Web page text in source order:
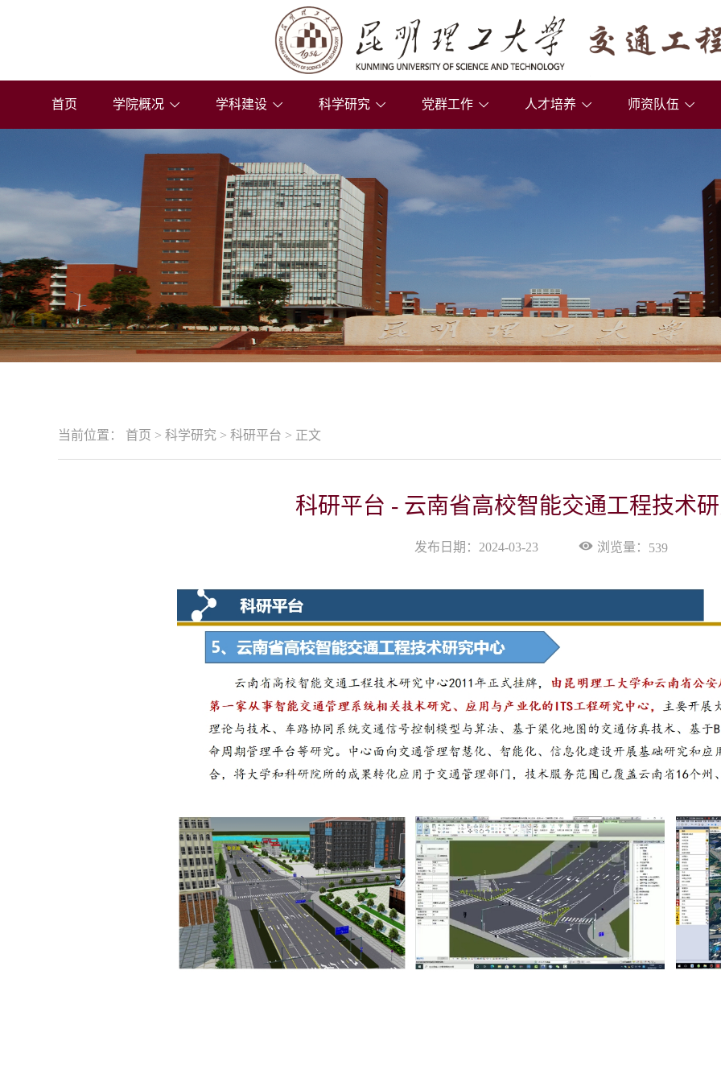
首页 学院概况 学科建设 科学研究 党群工作 人才培养 师资队伍
当前位置： 首页 > 科学研究 > 科研平台 > 正文
科研平台 - 云南省高校智能交通工程技术
发布日期：2024-03-23 浏览量： 539